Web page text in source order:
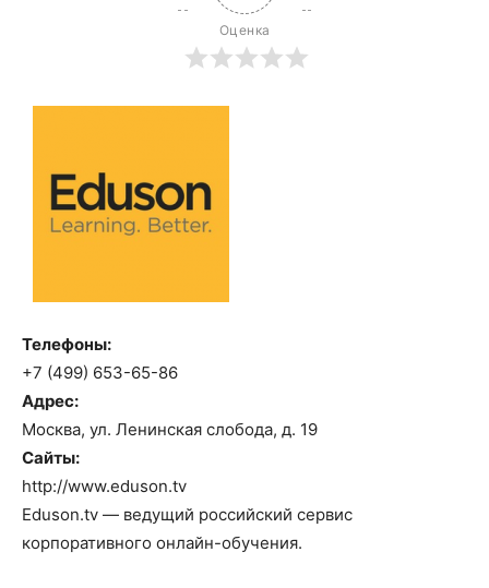
Оценка
Телефоны:
+7 (499) 653-65-86
Адрес:
Москва, ул. Ленинская слобода, д. 19
Сайты:
http://www.eduson.tv
Eduson.tv — ведущий российский сервис
корпоративного онлайн-обучения.